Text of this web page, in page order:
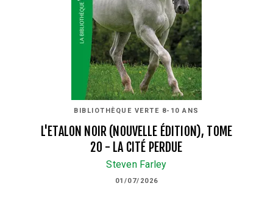
BIBLIOTHÈQUE VERTE 8-10 ANS
L'ETALON NOIR (NOUVELLE ÉDITION), TOME
20 - LA CITÉ PERDUE
Steven Farley
01/07/2026